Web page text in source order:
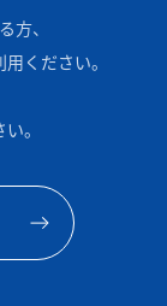
方、
ください。
。